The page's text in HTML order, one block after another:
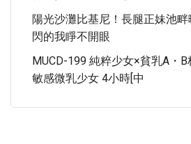
陽光沙灘比基尼！長腿正妹池
閃的我睜不開眼
MUCD-199 純粹少女×貧乳A・
敏感微乳少女 4小時[中